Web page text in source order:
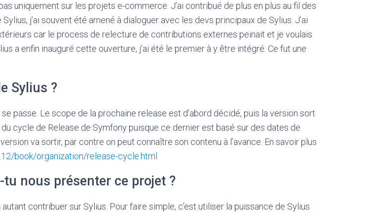
uniquement sur les projets e-commerce. J’ai contribué de plus en plus au fil des
j’ai souvent été amené à dialoguer avec les devs principaux de Sylius. J’ai
car le process de relecture de contributions externes peinait et je voulais
a enfin inauguré cette ouverture, j’ai été le premier à y être intégré. Ce fut une
Sylius ?
passe. Le scope de la prochaine release est d’abord décidé, puis la version sort
cycle de Release de Symfony puisque ce dernier est basé sur des dates de
va sortir, par contre on peut connaître son contenu à l’avance. En savoir plus
book/organization/release-cycle.html
nous présenter ce projet ?
contribuer sur Sylius. Pour faire simple, c’est utiliser la puissance de Sylius